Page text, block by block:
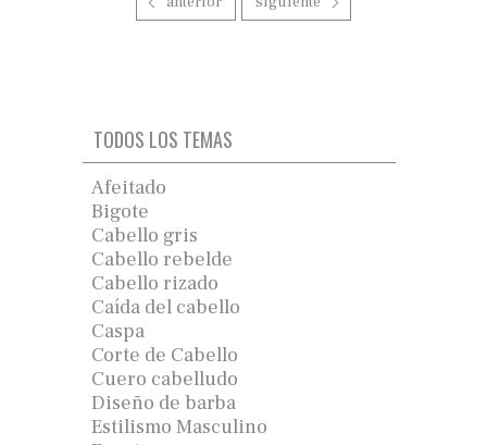
TODOS LOS TEMAS
Afeitado
Bigote
Cabello gris
Cabello rebelde
Cabello rizado
Caída del cabello
Caspa
Corte de Cabello
Cuero cabelludo
Diseño de barba
Estilismo Masculino